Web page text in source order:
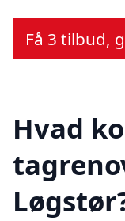
Få 3 tilbud,
Hvad